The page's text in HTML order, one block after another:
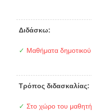
Διδάσκω:
✓ Μαθήματα δημοτικού
Τρόπος διδασκαλίας:
✓ Στο χώρο του μαθητή